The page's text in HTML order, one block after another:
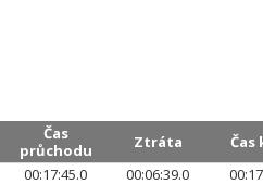
Čas
průchodu
Ztráta Čas
00:17:45.0 00:06:39.0